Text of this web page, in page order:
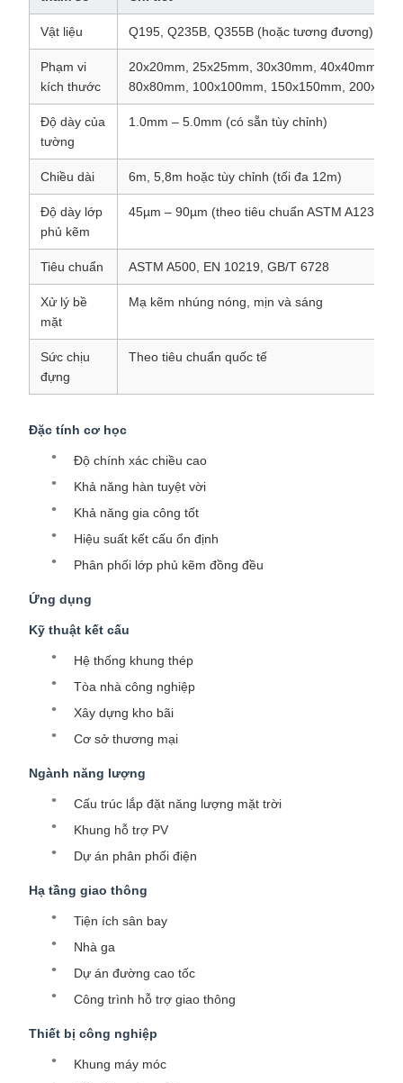
Vật liệu Q195, Q235B, Q355B (hoặc tương đương)
Phạm vi
kích thước
20x20mm, 25x25mm, 30x30mm, 40x40mm,
80x80mm, 100x100mm, 150x150mm,
Độ dày của
tường
1.0mm – 5.0mm (có sẵn tùy chỉnh)
Chiều dài 6m, 5,8m hoặc tùy chỉnh (tối đa 12m)
Độ dày lớp
phủ kẽm
45µm – 90µm (theo tiêu chuẩn ASTM A123 /
Tiêu chuẩn ASTM A500, EN 10219, GB/T 6728
Xử lý bề
mặt
Mạ kẽm nhúng nóng, mịn và sáng
Sức chịu
đựng
Theo tiêu chuẩn quốc tế
Đặc tính cơ học
Độ chính xác chiều cao
Khả năng hàn tuyệt vời
Khả năng gia công tốt
Hiệu suất kết cấu ổn định
Phân phối lớp phủ kẽm đồng đều
Ứng dụng
Kỹ thuật kết cấu
Hệ thống khung thép
Tòa nhà công nghiệp
Xây dựng kho bãi
Cơ sở thương mại
Ngành năng lượng
Cấu trúc lắp đặt năng lượng mặt trời
Khung hỗ trợ PV
Dự án phân phối điện
Hạ tầng giao thông
Tiện ích sân bay
Nhà ga
Dự án đường cao tốc
Công trình hỗ trợ giao thông
Thiết bị công nghiệp
Khung máy móc